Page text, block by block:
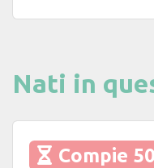
Nati in
Compie